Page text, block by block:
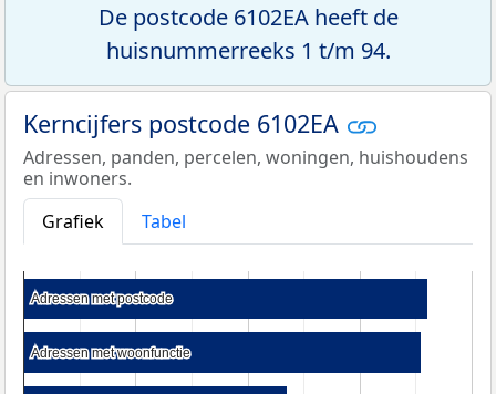
De postcode 6102EA heeft de
huisnummerreeks 1 t/m 94.
Kerncijfers postcode 6102EA
Adressen, panden, percelen, woningen, huishoudens
en inwoners.
Grafiek
Tabel
Adressen met postcode
Adressen met postcode
Adressen met woonfunctie
Adressen met woonfunctie